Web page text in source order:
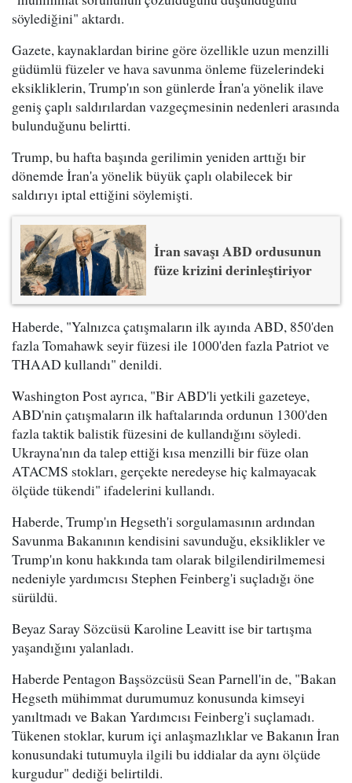
söylediğini" aktardı.
Gazete, kaynaklardan birine göre özellikle uzun menzilli
güdümlü füzeler ve hava savunma önleme füzelerindeki
eksikliklerin, Trump'ın son günlerde İran'a yönelik ilave
geniş çaplı saldırılardan vazgeçmesinin nedenleri arasında
bulunduğunu belirtti.
Trump, bu hafta başında gerilimin yeniden arttığı bir
dönemde İran'a yönelik büyük çaplı olabilecek bir
saldırıyı iptal ettiğini söylemişti.
İran savaşı ABD ordusunun
füze krizini derinleştiriyor
Haberde, "Yalnızca çatışmaların ilk ayında ABD, 850'den
fazla Tomahawk seyir füzesi ile 1000'den fazla Patriot ve
THAAD kullandı" denildi.
Washington Post ayrıca, "Bir ABD'li yetkili gazeteye,
ABD'nin çatışmaların ilk haftalarında ordunun 1300'den
fazla taktik balistik füzesini de kullandığını söyledi.
Ukrayna'nın da talep ettiği kısa menzilli bir füze olan
ATACMS stokları, gerçekte neredeyse hiç kalmayacak
ölçüde tükendi" ifadelerini kullandı.
Haberde, Trump'ın Hegseth'i sorgulamasının ardından
Savunma Bakanının kendisini savunduğu, eksiklikler ve
Trump'ın konu hakkında tam olarak bilgilendirilmemesi
nedeniyle yardımcısı Stephen Feinberg'i suçladığı öne
sürüldü.
Beyaz Saray Sözcüsü Karoline Leavitt ise bir tartışma
yaşandığını yalanladı.
Haberde Pentagon Başsözcüsü Sean Parnell'in de, "Bakan
Hegseth mühimmat durumumuz konusunda kimseyi
yanıltmadı ve Bakan Yardımcısı Feinberg'i suçlamadı.
Tükenen stoklar, kurum içi anlaşmazlıklar ve Bakanın İran
konusundaki tutumuyla ilgili bu iddialar da aynı ölçüde
kurgudur" dediği belirtildi.